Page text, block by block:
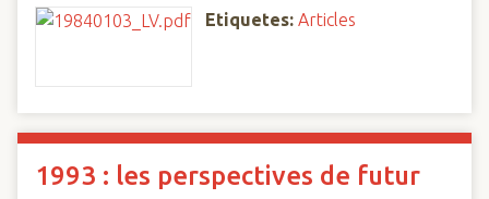
Etiquetes: Articles
1993 : les perspectives de futur